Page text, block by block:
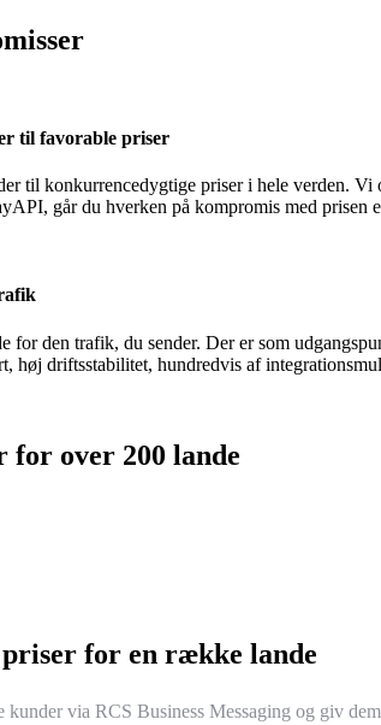
til favorable priser
til konkurrencedygtige priser i hele verden.
går du hverken på kompromis med prisen
for den trafik, du sender. Der er som
høj driftsstabilitet, hundredvis af
for over 200 lande
priser for en række lande
via RCS Business Messaging og giv